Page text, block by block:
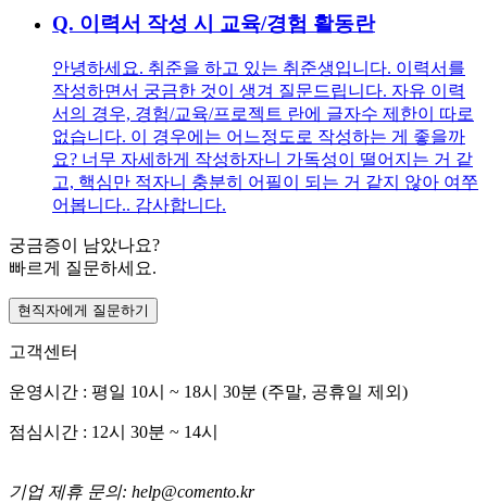
Q. 이력서 작성 시 교육/경험 활동란
안녕하세요. 취준을 하고 있는 취준생입니다. 이력서를
작성하면서 궁금한 것이 생겨 질문드립니다. 자유 이력
서의 경우, 경험/교육/프로젝트 란에 글자수 제한이 따로
없습니다. 이 경우에는 어느정도로 작성하는 게 좋을까
요? 너무 자세하게 작성하자니 가독성이 떨어지는 거 같
고, 핵심만 적자니 충분히 어필이 되는 거 같지 않아 여쭈
어봅니다.. 감사합니다.
궁금증이 남았나요?
빠르게 질문하세요.
현직자에게 질문하기
고객센터
운영시간 : 평일 10시 ~ 18시 30분 (주말, 공휴일 제외)
점심시간 : 12시 30분 ~ 14시
기업 제휴 문의: help@comento.kr